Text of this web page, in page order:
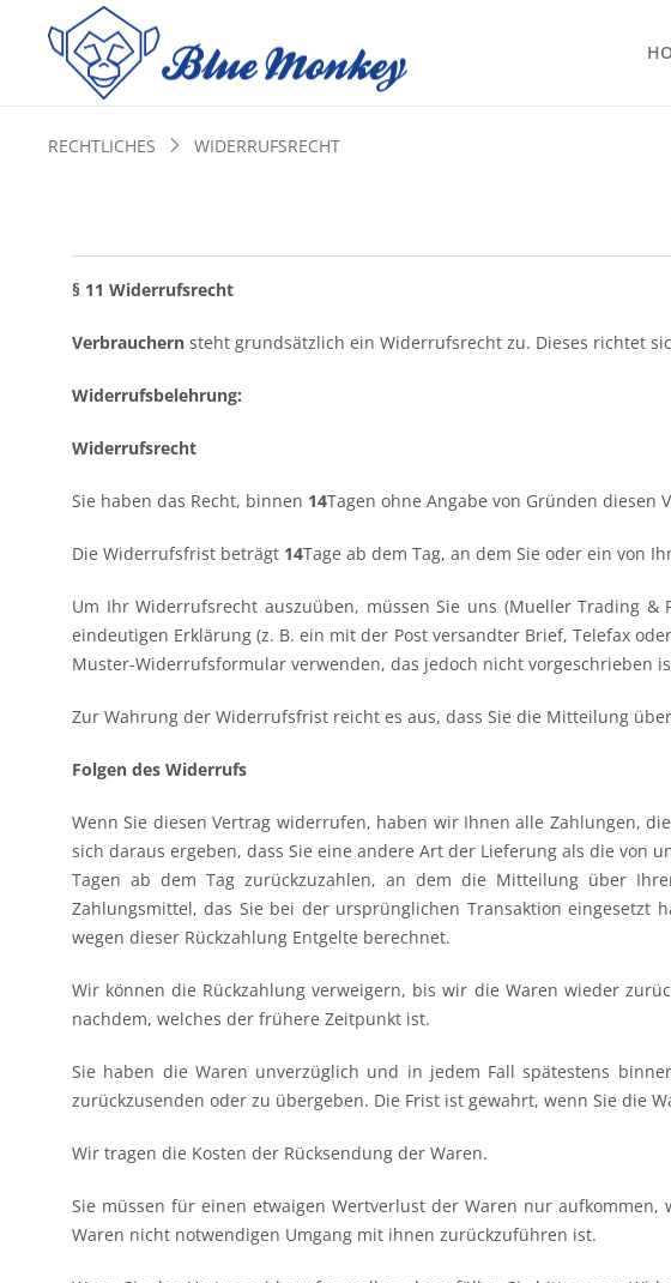
RECHTLICHES WIDERRUFSRECHT
§ 11 Widerrufsrecht
Verbrauchern steht grundsätzlich ein Widerrufsrecht zu. Dieses richtet
Widerrufsbelehrung:
Widerrufsrecht
Sie haben das Recht, binnen 14Tagen ohne Angabe von Gründen diesen
Die Widerrufsfrist beträgt 14Tage ab dem Tag, an dem Sie oder ein von
Um Ihr Widerrufsrecht auszuüben, müssen Sie uns (Mueller Trading &
eindeutigen Erklärung (z. B. ein mit der Post versandter Brief, Telefax
Muster-Widerrufsformular verwenden, das jedoch nicht vorgeschrieben
Zur Wahrung der Widerrufsfrist reicht es aus, dass Sie die Mitteilung
Folgen des Widerrufs
Wenn Sie diesen Vertrag widerrufen, haben wir Ihnen alle Zahlungen,
sich daraus ergeben, dass Sie eine andere Art der Lieferung als die von
Tagen ab dem Tag zurückzuzahlen, an dem die Mitteilung über
Zahlungsmittel, das Sie bei der ursprünglichen Transaktion
wegen dieser Rückzahlung Entgelte berechnet.
Wir können die Rückzahlung verweigern, bis wir die Waren wieder
nachdem, welches der frühere Zeitpunkt ist.
Sie haben die Waren unverzüglich und in jedem Fall spätestens
zurückzusenden oder zu übergeben. Die Frist ist gewahrt, wenn Sie die
Wir tragen die Kosten der Rücksendung der Waren.
Sie müssen für einen etwaigen Wertverlust der Waren nur
Waren nicht notwendigen Umgang mit ihnen zurückzuführen ist.